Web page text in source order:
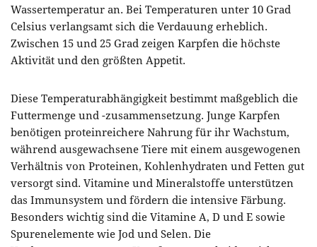
Wassertemperatur an. Bei Temperaturen unter 10 Grad
Celsius verlangsamt sich die Verdauung erheblich.
Zwischen 15 und 25 Grad zeigen Karpfen die höchste
Aktivität und den größten Appetit.
Diese Temperaturabhängigkeit bestimmt maßgeblich die
Futtermenge und -zusammensetzung. Junge Karpfen
benötigen proteinreichere Nahrung für ihr Wachstum,
während ausgewachsene Tiere mit einem ausgewogenen
Verhältnis von Proteinen, Kohlenhydraten und Fetten gut
versorgt sind. Vitamine und Mineralstoffe unterstützen
das Immunsystem und fördern die intensive Färbung.
Besonders wichtig sind die Vitamine A, D und E sowie
Spurenelemente wie Jod und Selen. Die